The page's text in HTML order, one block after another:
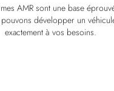
AMR sont une base
développer un
exactement à vos besoins.